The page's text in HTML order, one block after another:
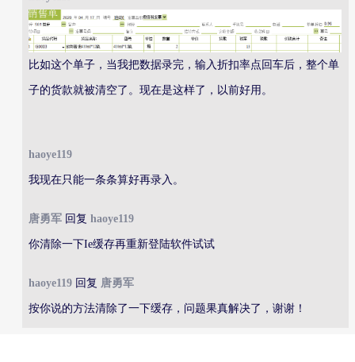
比如这个单子，当我把数据录完，输入折扣率点回车后，整个单
子的货款就被清空了。现在是这样了，以前好用。
haoye119
我现在只能一条条算好再录入。
唐勇军 回复 haoye119
你清除一下Ie缓存再重新登陆软件试试
haoye119 回复 唐勇军
按你说的方法清除了一下缓存，问题果真解决了，谢谢！